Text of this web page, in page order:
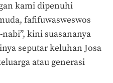
kami dipenuhi
fafifuwasweswos
kini suasananya
seputar keluhan Josa
atau generasi